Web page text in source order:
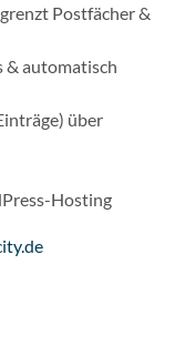
Postfächer &
& automatisch
über
Hosting